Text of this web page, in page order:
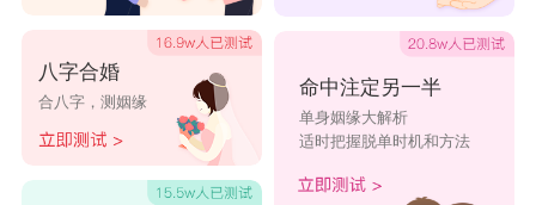
八字合婚
合八字，测姻缘
命中注定另一半
单身姻缘大解析
适时把握脱单时机和方法